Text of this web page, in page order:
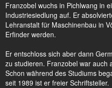
Franzobel wuchs in Pichlwang in
Industriesiedlung auf. Er
Lehranstalt für Maschinenbau in
Erfinder werden.
Er entschloss sich aber dann
zu studieren. Franzobel war auch
Schon während des Studiums
seit 1989 ist er freier Schriftsteller.